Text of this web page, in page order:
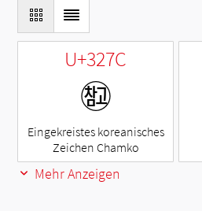
U+327C
㉼
Eingekreistes koreanisches
Zeichen Chamko
Mehr Anzeigen